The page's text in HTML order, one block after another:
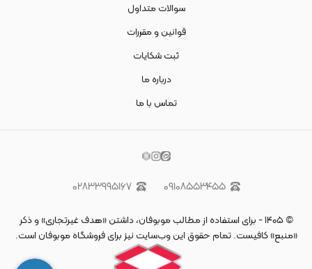
سوالات متداول
قوانین و مقررات
ثبت شکایات
درباره ما
تماس با ما
۰۹۱۰۸۵۵۳۴۵۵ ۰۲۸۳۳۹۹۵۱۶۷
©۱۴۰۵- برای استفاده از مطالب موبوفان، داشتن «هدف غیرتجاری» و ذکر
«منبع» کافیست. تمام حقوق اين وب‌سايت نیز برای فروشگاه موبوفان است.